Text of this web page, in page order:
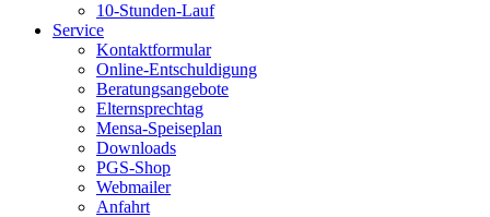
10-Stunden-Lauf
Service
Kontaktformular
Online-Entschuldigung
Beratungsangebote
Elternsprechtag
Mensa-Speiseplan
Downloads
PGS-Shop
Webmailer
Anfahrt